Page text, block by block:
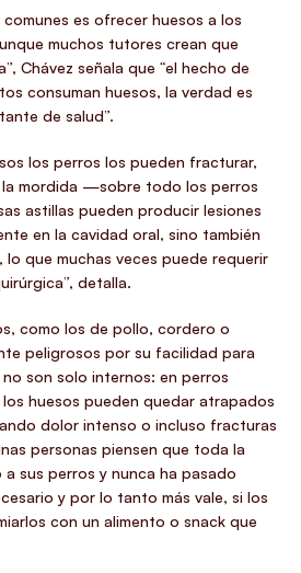
es ofrecer huesos a los
muchos tutores crean que
Chávez señala que “el hecho de
consuman huesos, la verdad es
de salud”.
los perros los pueden fracturar,
mordida —sobre todo los perros
astillas pueden producir lesiones
en la cavidad oral, sino también
que muchas veces puede requerir
detalla.
como los de pollo, cordero o
peligrosos por su facilidad para
son solo internos: en perros
huesos pueden quedar atrapados
dolor intenso o incluso fracturas
personas piensen que toda la
sus perros y nunca ha pasado
y por lo tanto más vale, si los
con un alimento o snack que